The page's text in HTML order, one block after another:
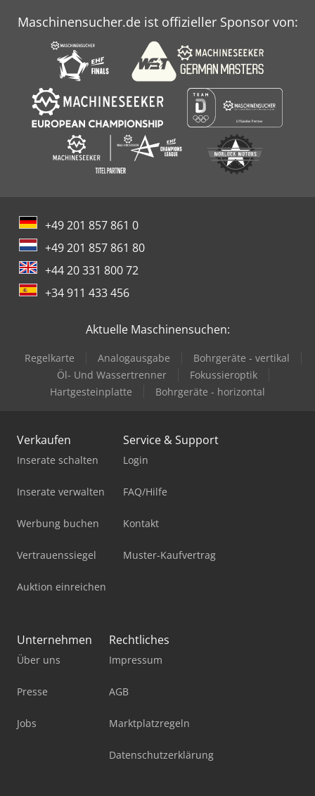
Maschinensucher.de ist offizieller Sponsor von:
+49 201 857 861 0
+49 201 857 861 80
+44 20 331 800 72
+34 911 433 456
Aktuelle Maschinensuchen:
Regelkarte Analogausgabe
Bohrgeräte - vertikal
Öl- Und Wassertrenner
Fokussieroptik
Hartgesteinplatte
Bohrgeräte - horizontal
Verkaufen
Inserate schalten
Inserate verwalten
Werbung buchen
Vertrauenssiegel
Auktion einreichen
Service & Support
Login
FAQ/Hilfe
Kontakt
Muster-Kaufvertrag
Unternehmen
Über uns
Presse
Jobs
Rechtliches
Impressum
AGB
Marktplatzregeln
Datenschutzerklärung